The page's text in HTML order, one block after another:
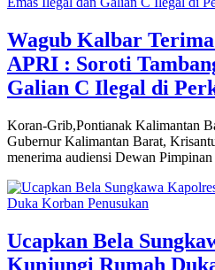
Wagub Kalbar
APRI : Soroti
Galian C Ilegal di
Koran-Grib,Pontianak Kalimantan
Gubernur Kalimantan Barat,
menerima audiensi Dewan
Ucapkan Bela
Kunjungi Rumah